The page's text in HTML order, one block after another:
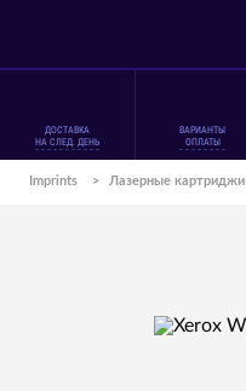
ДОСТАВКА
НА СЛЕД. ДЕНЬ
ВАРИАНТЫ
ОПЛАТЫ
Imprints > Лазерные картриджи